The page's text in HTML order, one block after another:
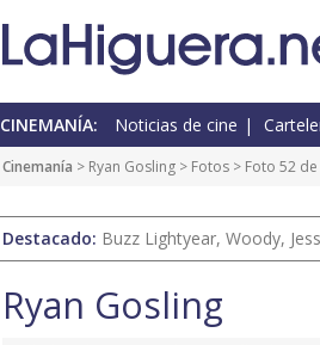
CINEMANÍA: Noticias de cine
Cinemanía > Ryan Gosling > Fotos > Foto 52
Destacado: Buzz Lightyear, Woody,
Ryan Gosling